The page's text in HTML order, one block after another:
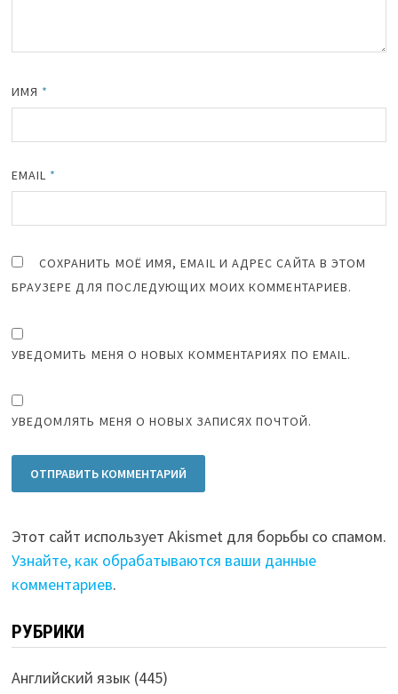
ИМЯ *
EMAIL *
СОХРАНИТЬ МОЁ ИМЯ, EMAIL И АДРЕС САЙТА В ЭТОМ
БРАУЗЕРЕ ДЛЯ ПОСЛЕДУЮЩИХ МОИХ КОММЕНТАРИЕВ.
УВЕДОМИТЬ МЕНЯ О НОВЫХ КОММЕНТАРИЯХ ПО EMAIL.
УВЕДОМЛЯТЬ МЕНЯ О НОВЫХ ЗАПИСЯХ ПОЧТОЙ.
Этот сайт использует Akismet для борьбы со спамом.
Узнайте, как обрабатываются ваши данные
комментариев.
РУБРИКИ
Английский язык (445)